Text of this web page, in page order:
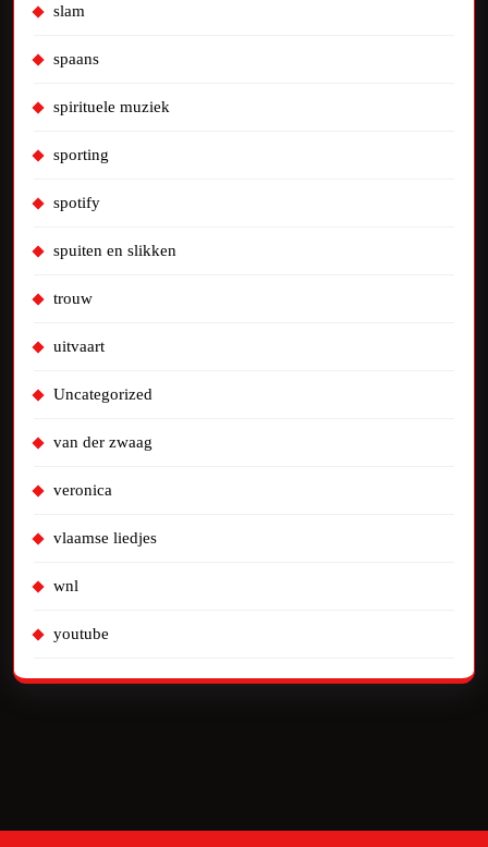
slam
spaans
spirituele muziek
sporting
spotify
spuiten en slikken
trouw
uitvaart
Uncategorized
van der zwaag
veronica
vlaamse liedjes
wnl
youtube